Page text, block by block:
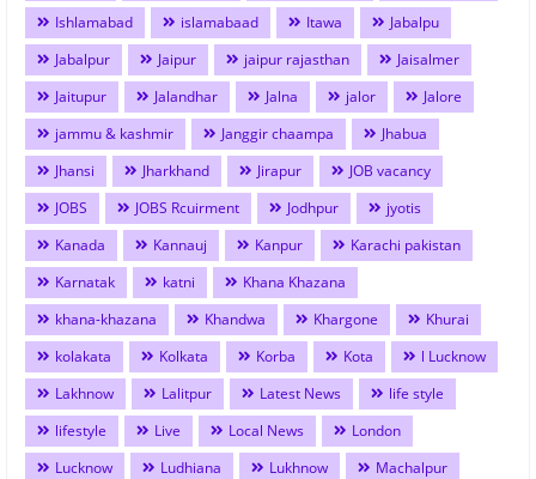
Ishlamabad
islamabaad Itawa
Jabalpu
Jabalpur
Jaipur jaipur rajasthan
Jaisalmer
Jaitupur
Jalandhar Jalna jalor
Jalore
jammu & kashmir
Janggir chaampa
Jhabua
Jhansi
Jharkhand Jirapur
JOB vacancy
JOBS
JOBS Rcuirment Jodhpur
jyotis
Kanada
Kannauj Kanpur
Karachi pakistan
Karnatak
katni
Khana Khazana
khana-khazana
Khandwa Khargone
Khurai
kolakata
Kolkata Korba Kota
l Lucknow
Lakhnow
Lalitpur Latest News
life style
lifestyle
Live Local News
London
Lucknow
Ludhiana Lukhnow
Machalpur